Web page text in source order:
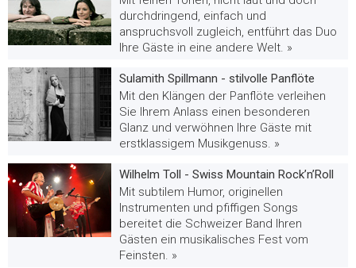
durchdringend, einfach und
anspruchsvoll zugleich, entführt das Duo
Ihre Gäste in eine andere Welt. »
Sulamith Spillmann - stilvolle Panflöte
Mit den Klängen der Panflöte verleihen
Sie Ihrem Anlass einen besonderen
Glanz und verwöhnen Ihre Gäste mit
erstklassigem Musikgenuss. »
Wilhelm Toll - Swiss Mountain Rock’n’Roll
Mit subtilem Humor, originellen
Instrumenten und pfiffigen Songs
bereitet die Schweizer Band Ihren
Gästen ein musikalisches Fest vom
Feinsten. »